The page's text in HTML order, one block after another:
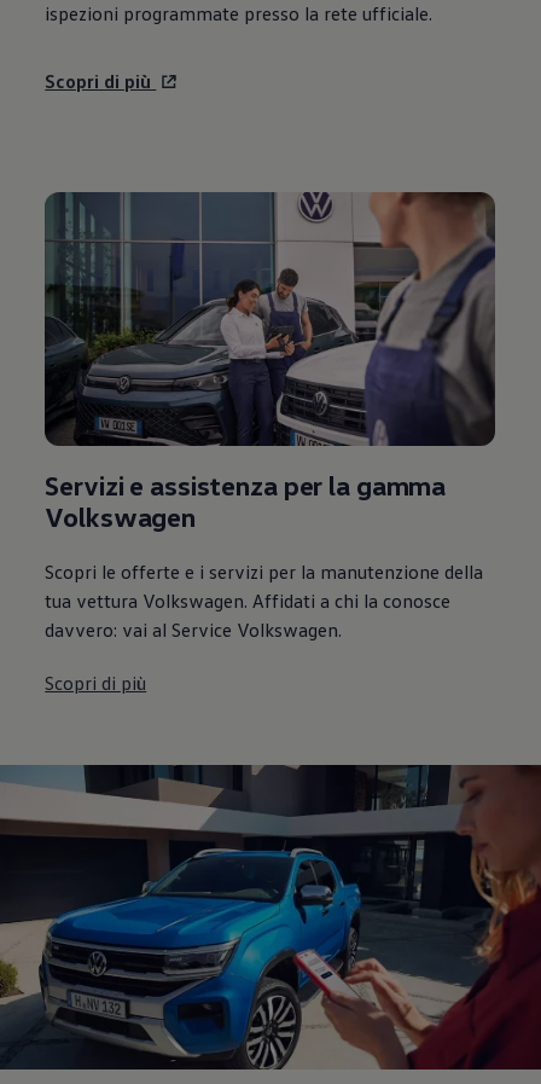
ispezioni programmate presso la rete ufficiale.
Scopri di più
Servizi e assistenza per la gamma
Volkswagen
Scopri le offerte e i servizi per la manutenzione della
tua vettura Volkswagen. Affidati a chi la conosce
davvero: vai al Service Volkswagen.
Scopri di più